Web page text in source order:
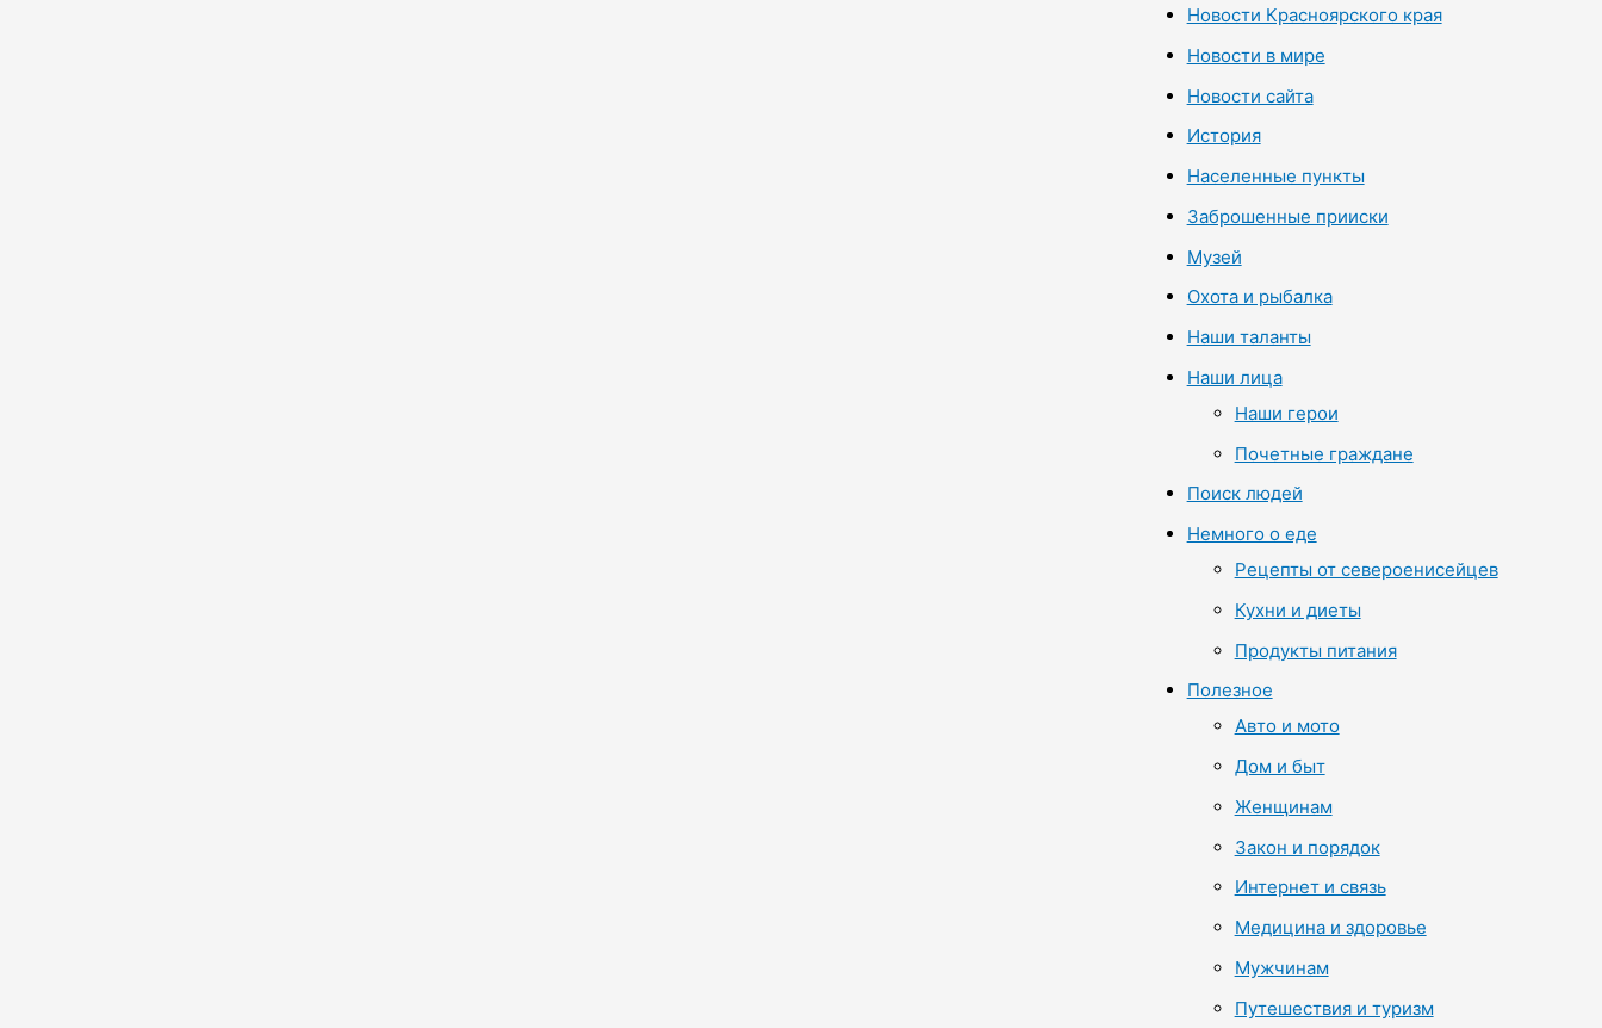
Новости Красноярского края
Новости в мире
Новости сайта
История
Населенные пункты
Заброшенные прииски
Музей
Охота и рыбалка
Наши таланты
Наши лица
Наши герои
Почетные граждане
Поиск людей
Немного о еде
Рецепты от североенисейцев
Кухни и диеты
Продукты питания
Полезное
Авто и мото
Дом и быт
Женщинам
Закон и порядок
Интернет и связь
Медицина и здоровье
Мужчинам
Путешествия и туризм